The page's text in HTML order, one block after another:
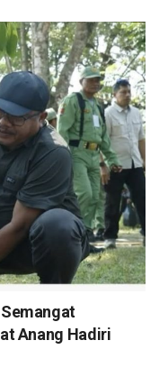
Semangat
Anang Hadiri